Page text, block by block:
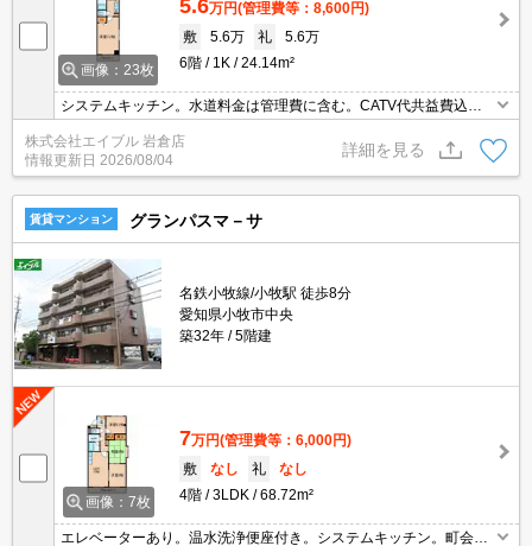
画像：23枚
5.6万円(管理費等：8,600円)
敷
5.6万 礼
5.6万
6階
1K 24.14m²
システムキッチン。水道料金は管理費に含む。CATV代共益費込
み。法人契約の場合、敷金2ヶ月、礼金1ヶ月。
株式会社エイブル 岩倉店
情報更新日 2026/08/04
詳細を見る
賃貸マンション グランパスマ－サ
名鉄小牧線/小牧駅 徒歩8分
愛知県小牧市中央
築32年
5階建
画像：7枚
7万円(管理費等：6,000円)
敷
なし 礼
なし
4階
3LDK 68.72m²
エレベーターあり。温水洗浄便座付き。システムキッチン。町会費